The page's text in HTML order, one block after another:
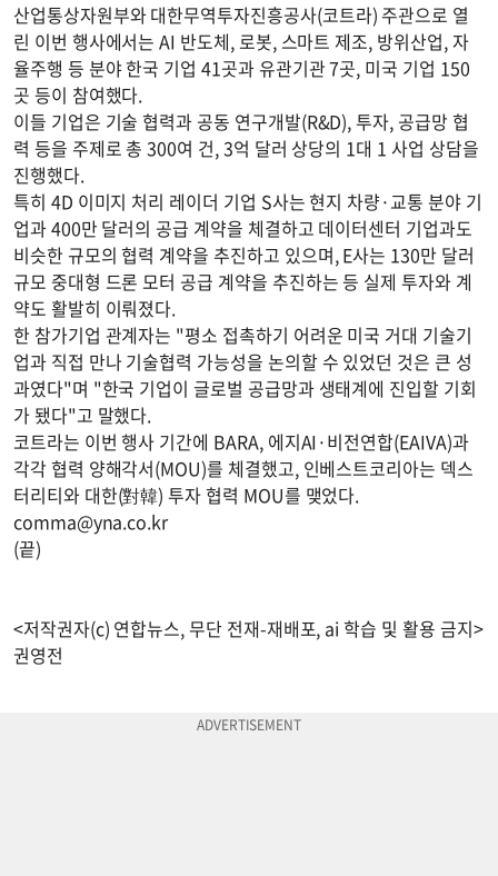
산업통상자원부와 대한무역투자진흥공사(코트라) 주관으로 열
린 이번 행사에서는 AI 반도체, 로봇, 스마트 제조, 방위산업, 자
율주행 등 분야 한국 기업 41곳과 유관기관 7곳, 미국 기업 150
곳 등이 참여했다.
이들 기업은 기술 협력과 공동 연구개발(R&D), 투자, 공급망 협
력 등을 주제로 총 300여 건, 3억 달러 상당의 1대 1 사업 상담을
진행했다.
특히 4D 이미지 처리 레이더 기업 S사는 현지 차량·교통 분야 기
업과 400만 달러의 공급 계약을 체결하고 데이터센터 기업과도
비슷한 규모의 협력 계약을 추진하고 있으며, E사는 130만 달러
규모 중대형 드론 모터 공급 계약을 추진하는 등 실제 투자와 계
약도 활발히 이뤄졌다.
한 참가기업 관계자는 "평소 접촉하기 어려운 미국 거대 기술기
업과 직접 만나 기술협력 가능성을 논의할 수 있었던 것은 큰 성
과였다"며 "한국 기업이 글로벌 공급망과 생태계에 진입할 기회
가 됐다"고 말했다.
코트라는 이번 행사 기간에 BARA, 에지AI·비전연합(EAIVA)과
각각 협력 양해각서(MOU)를 체결했고, 인베스트코리아는 덱스
터리티와 대한(對韓) 투자 협력 MOU를 맺었다.
comma@yna.co.kr
(끝)
<저작권자(c) 연합뉴스, 무단 전재-재배포, ai 학습 및 활용 금지>
권영전